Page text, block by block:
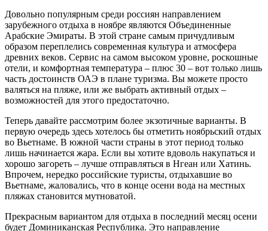
Довольно популярным среди россиян направлением
зарубежного отдыха в ноябре являются Объединенные
Арабские Эмираты. В этой стране самым причудливым
образом переплелись современная культура и атмосфера
древних веков. Сервис на самом высоком уровне, роскошные
отели, и комфортная температура – плюс 30 – вот только лишь
часть достоинств ОАЭ в плане туризма. Вы можете просто
валяться на пляже, или же выбрать активный отдых –
возможностей для этого предостаточно.
Теперь давайте рассмотрим более экзотичные варианты. В
первую очередь здесь хотелось бы отметить ноябрьский отдых
во Вьетнаме. В южной части страны в этот период только
лишь начинается жара. Если вы хотите вдоволь накупаться и
хорошо загореть – лучше отправляться в Нгеан или Хатинь.
Впрочем, нередко российские туристы, отдыхавшие во
Вьетнаме, жаловались, что в конце осени вода на местных
пляжах становится мутноватой.
Прекрасным вариантом для отдыха в последний месяц осени
будет Доминиканская Республика. Это направление